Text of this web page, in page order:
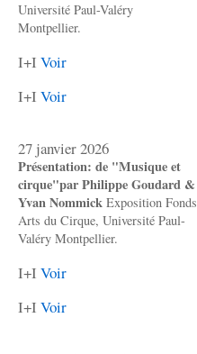
Université Paul-Valéry
Montpellier.
I+I Voir
I+I Voir
27 janvier 2026
Présentation: de "Musique et
cirque"par Philippe Goudard &
Yvan Nommick Exposition Fonds
Arts du Cirque, Université Paul-
Valéry Montpellier.
I+I Voir
I+I Voir